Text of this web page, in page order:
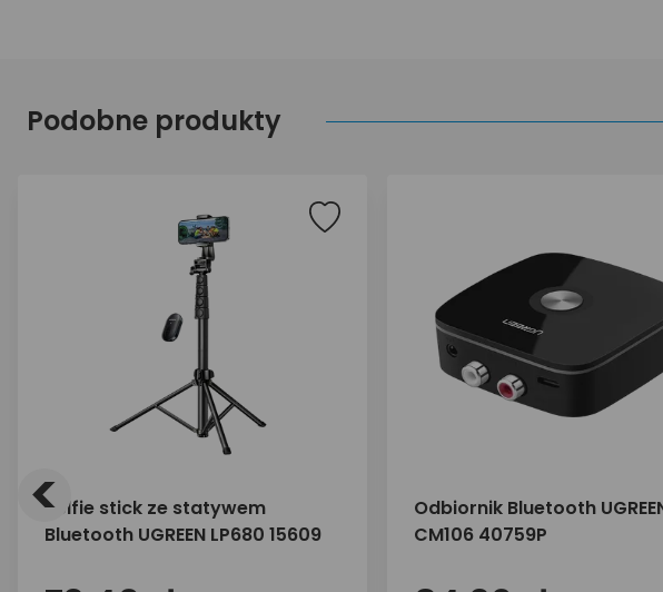
Podobne produkty
Selfie stick ze statywem
Bluetooth UGREEN LP680 15609
Odbiornik Bluetooth
CM106 40759P
<